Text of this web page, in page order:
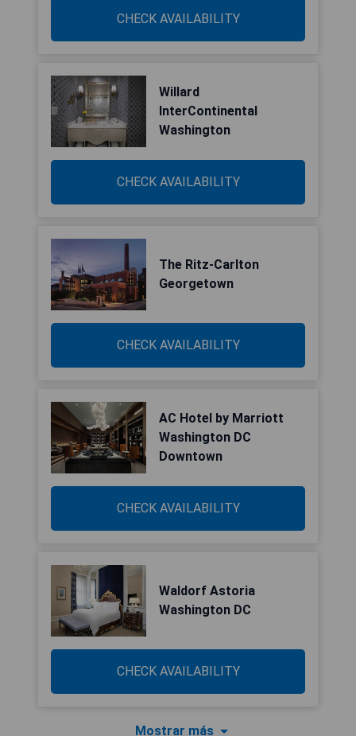
CHECK AVAILABILITY
Willard
InterContinental
Washington
CHECK AVAILABILITY
The Ritz-Carlton
Georgetown
CHECK AVAILABILITY
AC Hotel by Marriott
Washington DC
Downtown
CHECK AVAILABILITY
Waldorf Astoria
Washington DC
CHECK AVAILABILITY
Mostrar más